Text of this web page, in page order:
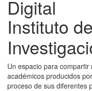
Digital
Instituto de
Un espacio para
académicos producidos
proceso de sus diferentes